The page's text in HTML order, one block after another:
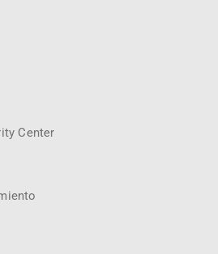
Center